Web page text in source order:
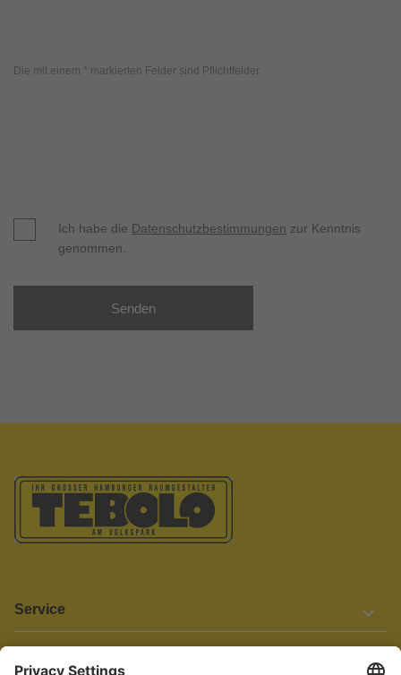
Die mit einem * markierten Felder sind Pflichtfelder.
Ich habe die Datenschutzbestimmungen zur Kenntnis
genommen.
Senden
Service
Informationen